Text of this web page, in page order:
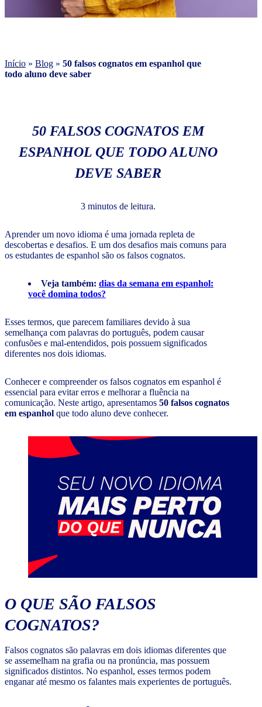
Início » Blog » 50 falsos cognatos em espanhol que
todo aluno deve saber
50 FALSOS COGNATOS EM
ESPANHOL QUE TODO ALUNO
DEVE SABER
3 minutos de leitura.
Aprender um novo idioma é uma jornada repleta de
descobertas e desafios. E um dos desafios mais comuns para
os estudantes de espanhol são os falsos cognatos.
Veja também: dias da semana em espanhol:
você domina todos?
Esses termos, que parecem familiares devido à sua
semelhança com palavras do português, podem causar
confusões e mal-entendidos, pois possuem significados
diferentes nos dois idiomas.
Conhecer e compreender os falsos cognatos em espanhol é
essencial para evitar erros e melhorar a fluência na
comunicação. Neste artigo, apresentamos 50 falsos cognatos
em espanhol que todo aluno deve conhecer.
O QUE SÃO FALSOS
COGNATOS?
Falsos cognatos são palavras em dois idiomas diferentes que
se assemelham na grafia ou na pronúncia, mas possuem
significados distintos. No espanhol, esses termos podem
enganar até mesmo os falantes mais experientes de português.